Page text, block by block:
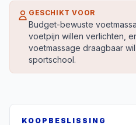
GESCHIKT VOOR
Budget-bewuste
voetpijn willen verlichten,
voetmassage draagbaar
sportschool.
KOOPBESLISSING